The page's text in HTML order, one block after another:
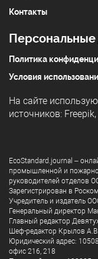
Контакты
Политика
Условия
На сайте
источников: Freepik,
EcoStandard.journal –
промышленной и
руководителей отделов
Зарегистрирован в
Учредитель и издатель
Генеральный директор
Главный редактор
Шеф-редактор Крылов А.В.
Юридический адрес:
офис 216, 218